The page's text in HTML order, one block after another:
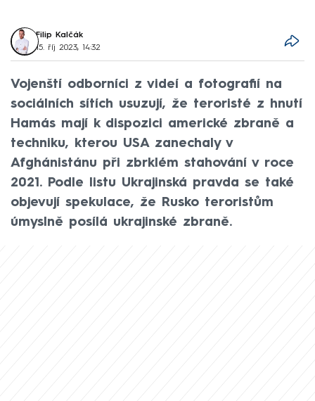
Filip Kalčák
15. říj 2023, 14:32
Vojenští odborníci z videí a fotografií na
sociálních sítích usuzují, že teroristé z hnutí
Hamás mají k dispozici americké zbraně a
techniku, kterou USA zanechaly v
Afghánistánu při zbrklém stahování v roce
2021. Podle listu Ukrajinská pravda se také
objevují spekulace, že Rusko teroristům
úmyslně posílá ukrajinské zbraně.